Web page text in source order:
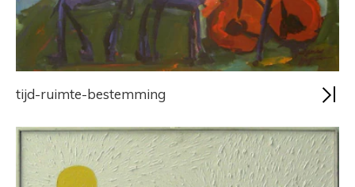
tijd-ruimte-bestemming